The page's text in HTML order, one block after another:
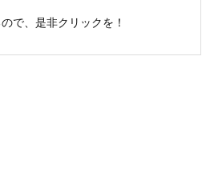
で、是非クリックを！